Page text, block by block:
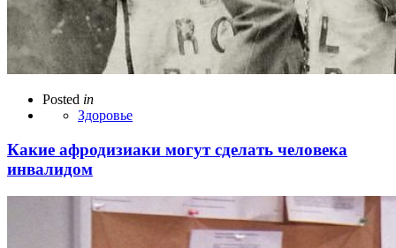
Posted in
Здоровье
Какие афродизиаки могут сделать человека
инвалидом